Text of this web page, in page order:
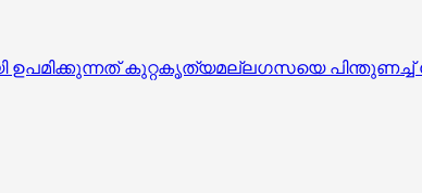
കുറ്റകൃത്യമല്ലഗസയെ പിന്തുണച്ച്